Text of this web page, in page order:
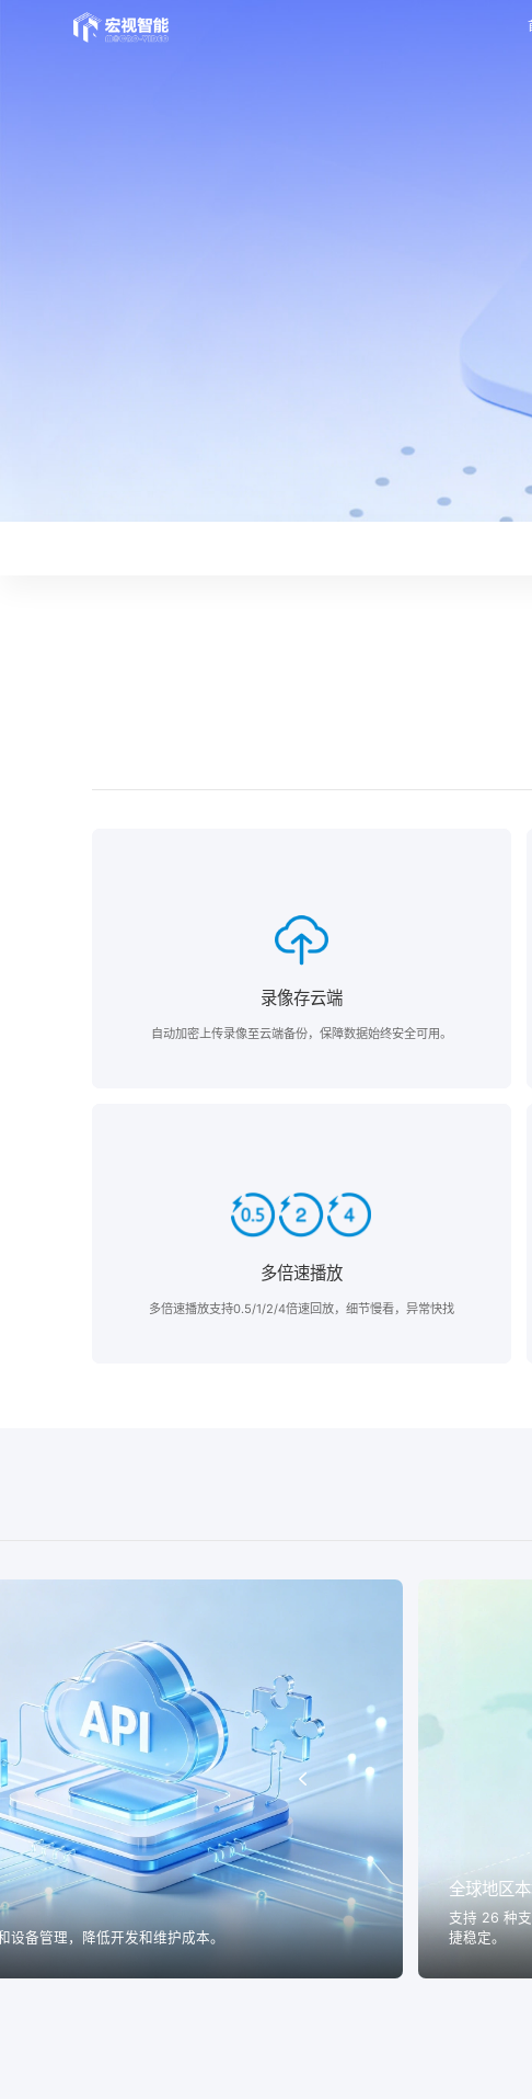
录像存云端
自动加密上传录像至云端备份，保障数据始终安全可用。
多倍速播放
多倍速播放支持0.5/1/2/4倍速回放，细节慢看，异常快找
备管理，降低开发和维护成本。
全球地区
支持 26 种
捷稳定。